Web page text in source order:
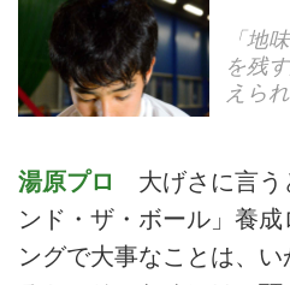
「地
を残
えら
湯原プロ
大げさに言う
ンド・ザ・ボール」養
ングで大事なことは、